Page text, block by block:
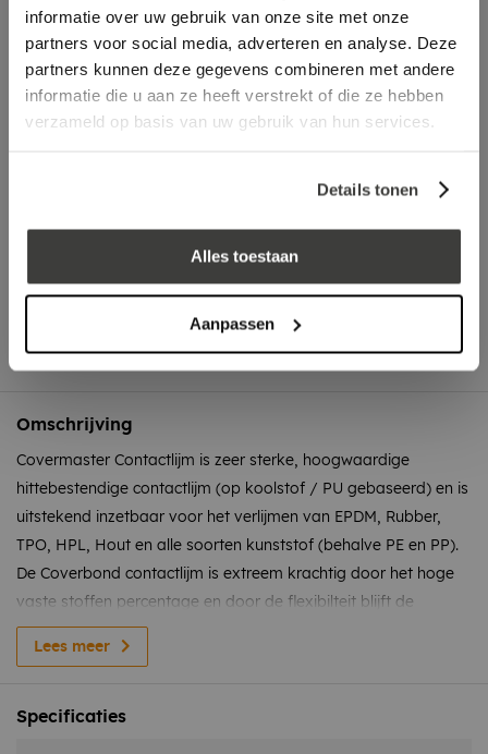
informatie over uw gebruik van onze site met onze
partners voor social media, adverteren en analyse. Deze
partners kunnen deze gegevens combineren met andere
informatie die u aan ze heeft verstrekt of die ze hebben
verzameld op basis van uw gebruik van hun services.
Details tonen
Alles toestaan
Aanpassen
Vraag een vrijblijvende offerte aan! Offerte
Laagste prijsin Nederland én België!
Vrijblijvend advies door onze professionals
Bezorgd op werkdagen binnen 48 uur
! ⭐⭐⭐⭐⭐
Advies nodig?
Bel: +31 78-303 1670
Omschrijving
Covermaster Contactlijm is zeer sterke, hoogwaardige
hittebestendige contactlijm (op koolstof / PU gebaseerd) en is
uitstekend inzetbaar voor het verlijmen van EPDM, Rubber,
TPO, HPL, Hout en alle soorten kunststof (behalve PE en PP).
De Coverbond contactlijm is extreem krachtig door het hoge
vaste stoffen percentage en door de flexibilteit blijft de
verbinding stabiel ondanks het krimpen en uitzetten van de
Lees meer
Specificaties